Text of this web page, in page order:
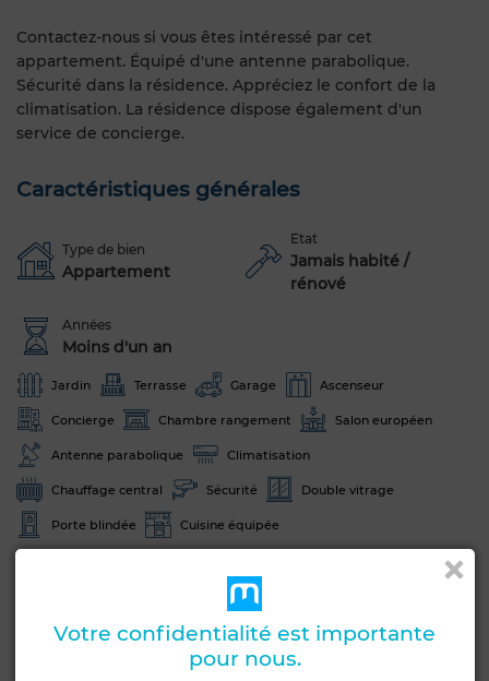
Contactez-nous si vous êtes intéressé par cet
appartement. Équipé d'une antenne parabolique.
Sécurité dans la résidence. Appréciez le confort de la
climatisation. La résidence dispose également d'un
service de concierge.
Caractéristiques générales
Type de bien
Appartement
Etat
Jamais habité /
rénové
Années
Moins d'un an
Jardin Terrasse Garage Ascenseur
Concierge Chambre rangement Salon européen
Antenne parabolique Climatisation
Chauffage central Sécurité Double vitrage
Porte blindée Cuisine équipée
Votre confidentialité est importante
pour nous.